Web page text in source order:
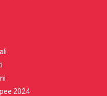
2024